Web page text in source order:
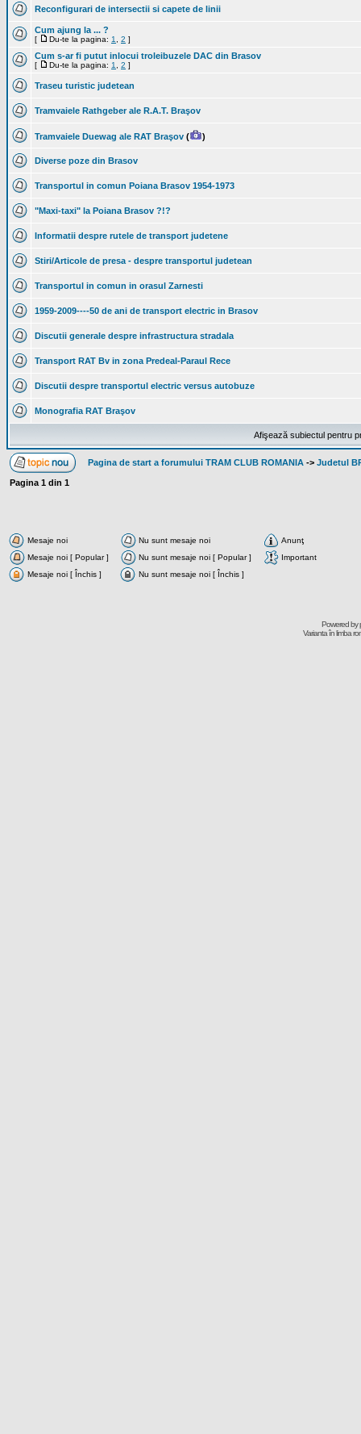
Reconfigurari de intersectii si capete de linii
Cum ajung la ... ?
[ Du-te la pagina: 1 2 ]
Cum s-ar fi putut inlocui troleibuzele DAC din Brasov
[ Du-te la pagina: 1 2 ]
Traseu turistic judetean
Tramvaiele Rathgeber ale R.A.T. Braşov
Tramvaiele Duewag ale RAT Braşov ( )
Diverse poze din Brasov
Transportul in comun Poiana Brasov 1954-1973
"Maxi-taxi" la Poiana Brasov ?!?
Informatii despre rutele de transport judetene
Stiri/Articole de presa - despre transportul judetean
Transportul in comun in orasul Zarnesti
1959-2009----50 de ani de transport electric in Brasov
Discutii generale despre infrastructura stradala
Transport RAT Bv in zona Predeal-Paraul Rece
Discutii despre transportul electric versus autobuze
Monografia RAT Braşov
Afişează subiectul pentru
Pagina de start a forumului TRAM CLUB ROMANIA -> Judetul
Pagina 1 din 1
Mesaje noi Nu sunt mesaje noi
Anunţ
Mesaje noi [ Popular ]
Nu sunt mesaje noi [ Popular ]
Important
Mesaje noi [ Închis ]
Nu sunt mesaje noi [ Închis ]
Powered by
Varianta în limba